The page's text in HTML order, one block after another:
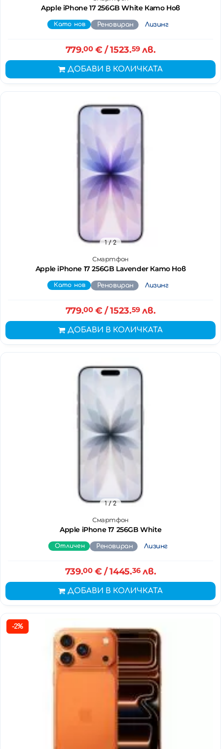
Apple iPhone 17 256GB White Като Нов
Като нов Реновиран Лизинг
779.00€ / 1523.59лв.
ДОБАВИ В КОЛИЧКАТА
Смартфон
Apple iPhone 17 256GB Lavender Като Нов
1/ 2
Като нов Реновиран Лизинг
779.00€ / 1523.59лв.
ДОБАВИ В КОЛИЧКАТА
Смартфон
Apple iPhone 17 256GB White
1/ 2
Отличен Реновиран Лизинг
739.00€ / 1445.36лв.
ДОБАВИ В КОЛИЧКАТА
-2%